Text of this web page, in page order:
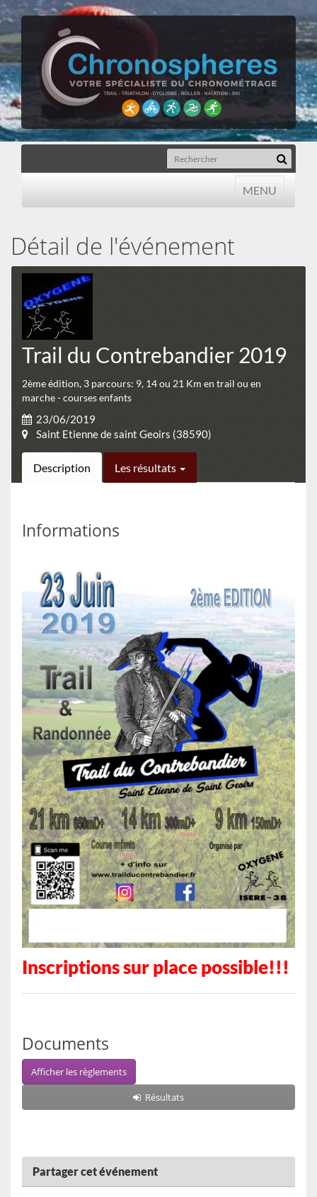
MENU
MENU
Détail de l'événement
Trail du Contrebandier 2019
2ème édition, 3 parcours: 9, 14 ou 21 Km en trail ou en
marche - courses enfants
23/06/2019
Saint Etienne de saint Geoirs (38590)
Description Les résultats
Informations
Inscriptions sur place possible!!!
Documents
Afficher les règlements
Résultats
Partager cet événement